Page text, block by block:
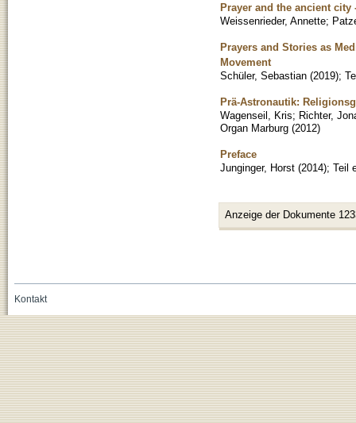
Prayer and the ancient
Weissenrieder, Annette;
Prayers and Stories as
Movement
Schüler, Sebastian (2019);
Prä-Astronautik:
Wagenseil, Kris; Richter,
Organ Marburg (2012)
Preface
Junginger, Horst (2014); Teil
Anzeige der Dokumente
Kontakt